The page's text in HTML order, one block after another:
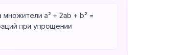
a² + 2ab + b² =
при упрощении